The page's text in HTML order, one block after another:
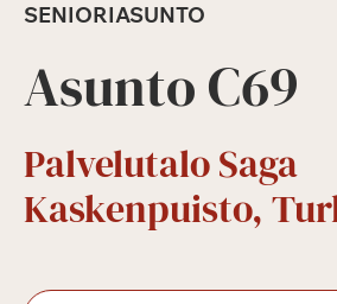
SENIORIASUNTO
Asunto C69
Palvelutalo Saga
Kaskenpuisto,